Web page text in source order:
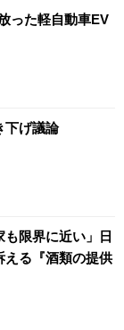
った軽自動車EV
下げ議論
も限界に近い」日
える『酒類の提供